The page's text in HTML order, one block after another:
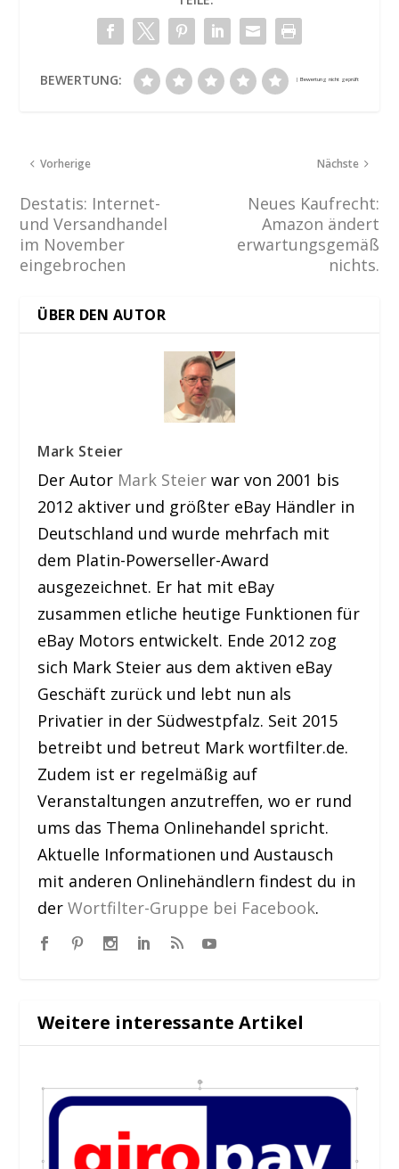
BEWERTUNG:
Vorherige
Destatis: Internet-
und Versandhandel
im November
eingebrochen
Nächste
Neues Kaufrecht:
Amazon ändert
erwartungsgemäß
nichts.
ÜBER DEN AUTOR
Mark Steier
Der Autor Mark Steier war von 2001 bis
2012 aktiver und größter eBay Händler in
Deutschland und wurde mehrfach mit
dem Platin-Powerseller-Award
ausgezeichnet. Er hat mit eBay
zusammen etliche heutige Funktionen für
eBay Motors entwickelt. Ende 2012 zog
sich Mark Steier aus dem aktiven eBay
Geschäft zurück und lebt nun als
Privatier in der Südwestpfalz. Seit 2015
betreibt und betreut Mark wortfilter.de.
Zudem ist er regelmäßig auf
Veranstaltungen anzutreffen, wo er rund
ums das Thema Onlinehandel spricht.
Aktuelle Informationen und Austausch
mit anderen Onlinehändlern findest du in
derWortfilter-Gruppe bei Facebook.
Weitere interessante Artikel